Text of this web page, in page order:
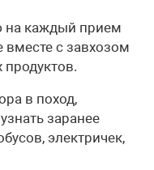
на каждый прием
вместе с завхозом
в поход,
заранее
электричек,